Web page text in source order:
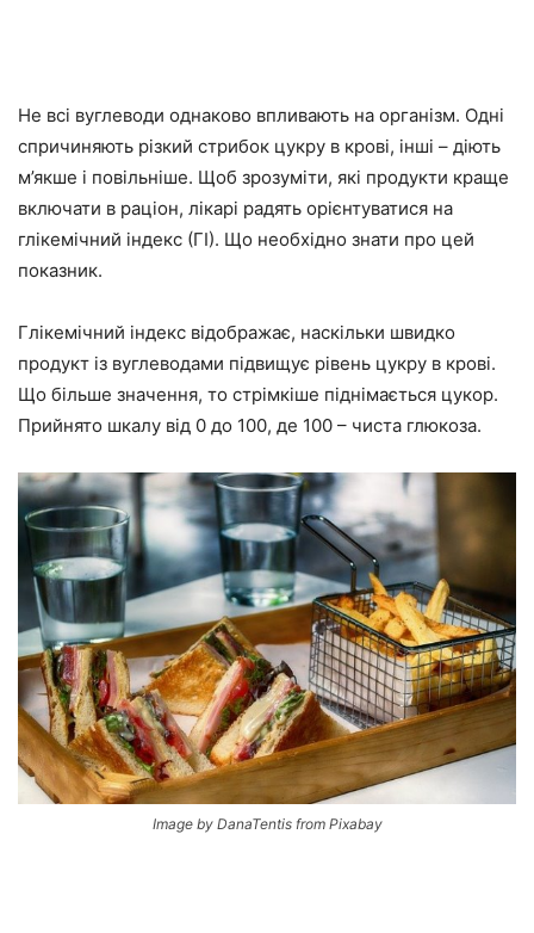
Не всі вуглеводи однаково впливають на організм. Одні
спричиняють різкий стрибок цукру в крові, інші – діють
м’якше і повільніше. Щоб зрозуміти, які продукти краще
включати в раціон, лікарі радять орієнтуватися на
глікемічний індекс (ГІ). Що необхідно знати про цей
показник.
Глікемічний індекс відображає, наскільки швидко
продукт із вуглеводами підвищує рівень цукру в крові.
Що більше значення, то стрімкіше піднімається цукор.
Прийнято шкалу від 0 до 100, де 100 – чиста глюкоза.
Image by DanaTentis from Pixabay